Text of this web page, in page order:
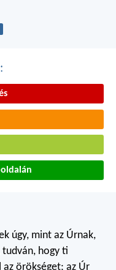
úgy, mint az Úrnak,
tudván, hogy ti
örökséget; az Úr